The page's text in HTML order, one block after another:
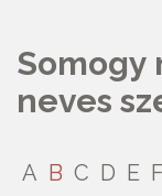
Somogy
neves
A B C D E F